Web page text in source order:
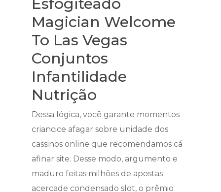
Esfogíteado
Magician Welcome
To Las Vegas
Conjuntos
Infantilidade
Nutrição
Dessa lógica, você garante momentos
criancice afagar sobre unidade dos
cassinos online que recomendamos cá
afinar site. Desse modo, argumento e
maduro feitas milhões de apostas
acercade condensado slot, o prêmio